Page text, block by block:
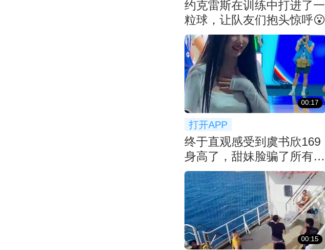
约克雷斯在训练中打进了一
粒球，让队友们抱头惊呼😮
00:17
打开APP
终于直观感受到虞书欣169
身高了，甜妹脸骗了所有人
👀
00:15